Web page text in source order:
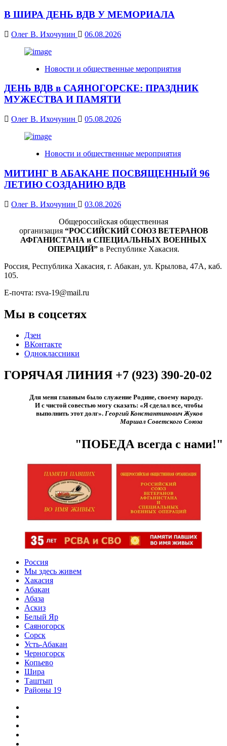
В ШИРА ДЕНЬ ВДВ У МЕМОРИАЛА
Олег В. Ихочунин 06.08.2026
Новости и общественные мероприятия
ДЕНЬ ВДВ в САЯНОГОРСКЕ: ПРАЗДНИК
МУЖЕСТВА И ПАМЯТИ
Олег В. Ихочунин 05.08.2026
Новости и общественные мероприятия
МИТИНГ В АБАКАНЕ ПОСВЯЩЕННЫЙ 96
ЛЕТИЮ СОЗДАНИЮ ВДВ
Олег В. Ихочунин
03.08.2026
Общероссийская общественная
организация “РОССИЙСКИЙ СОЮЗ ВЕТЕРАНОВ
АФГАНИСТАНА и СПЕЦИАЛЬНЫХ ВОЕННЫХ
ОПЕРАЦИЙ” в Республике Хакасия.
Россия, Республика Хакасия, г. Абакан, ул. Крылова, 47А, каб.
105.
Е-почта: rsva-19@mail.ru
Мы в соцсетях
Дзен
ВКонтакте
Одноклассники
ГОРЯЧАЯ ЛИНИЯ +7 (923) 390-20-02
Для меня главным было служение Родине, своему народу.
И с чистой совестью могу сказать: «Я сделал все, чтобы
выполнить этот долг».​ Георгий Константинович Жуков
Маршал Советского Союза
"ПОБЕДА всегда с нами!"
Россия
Мы здесь живем
Хакасия
Абакан
Абаза
Аскиз
Белый Яр
Саяногорск
Сорск
Усть-Абакан
Черногорск
Копьево
Шира
Таштып
Районы 19